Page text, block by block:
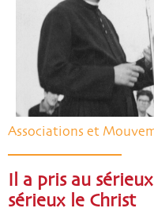
Associations et
Il a pris au
sérieux le Christ